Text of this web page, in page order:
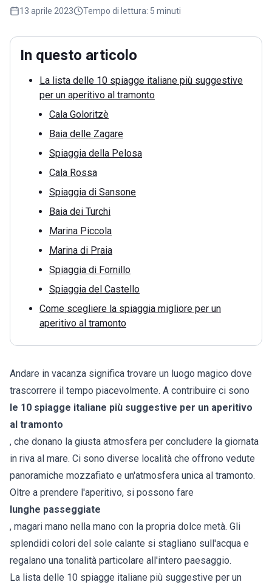
13 aprile 2023 Tempo di lettura: 5 minuti
In questo articolo
La lista delle 10 spiagge italiane più suggestive
per un aperitivo al tramonto
Cala Goloritzè
Baia delle Zagare
Spiaggia della Pelosa
Cala Rossa
Spiaggia di Sansone
Baia dei Turchi
Marina Piccola
Marina di Praia
Spiaggia di Fornillo
Spiaggia del Castello
Come scegliere la spiaggia migliore per un
aperitivo al tramonto
Andare in vacanza significa trovare un luogo magico dove
trascorrere il tempo piacevolmente. A contribuire ci sono
le 10 spiagge italiane più suggestive per un aperitivo
al tramonto
, che donano la giusta atmosfera per concludere la giornata
in riva al mare. Ci sono diverse località che offrono vedute
panoramiche mozzafiato e un'atmosfera unica al tramonto.
Oltre a prendere l'aperitivo, si possono fare
lunghe passeggiate
, magari mano nella mano con la propria dolce metà. Gli
splendidi colori del sole calante si stagliano sull'acqua e
regalano una tonalità particolare all'intero paesaggio.
La lista delle 10 spiagge italiane più suggestive per un